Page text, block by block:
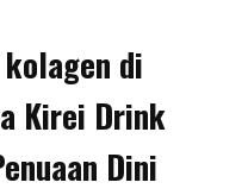
di
Kirei Drink
Dini